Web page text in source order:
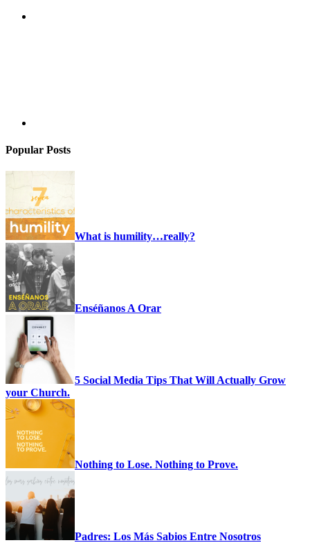
Popular Posts
What is humility…really?
Enséñanos A Orar
5 Social Media Tips That Will Actually Grow
your Church.
Nothing to Lose. Nothing to Prove.
Padres: Los Más Sabios Entre Nosotros